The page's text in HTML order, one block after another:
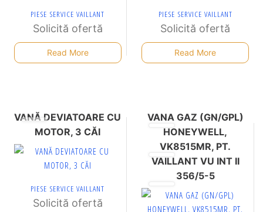
PIESE SERVICE VAILLANT
Solicită ofertă
Read More
PIESE SERVICE VAILLANT
Solicită ofertă
Read More
VANĂ DEVIATOARE CU
MOTOR, 3 CĂI
PIESE SERVICE VAILLANT
Solicită ofertă
VANA GAZ (GN/GPL)
HONEYWELL,
VK8515MR, PT.
VAILLANT VU INT II
356/5-5